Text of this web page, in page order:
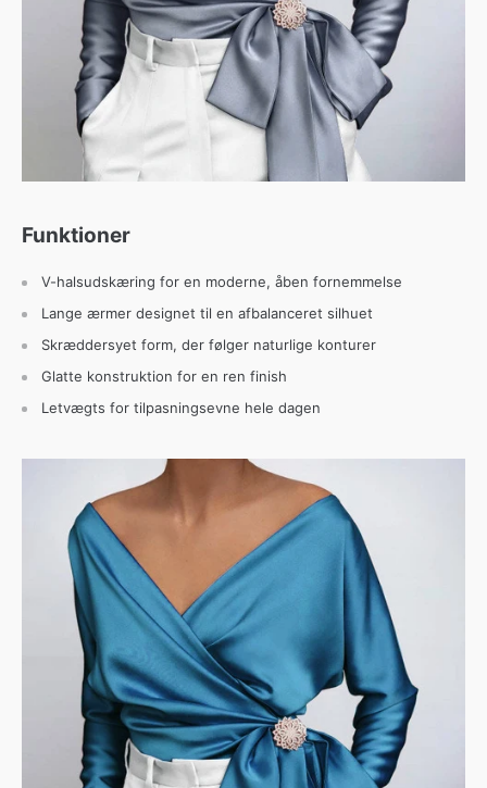
Funktioner
V-halsudskæring for en moderne, åben fornemmelse
Lange ærmer designet til en afbalanceret silhuet
Skræddersyet form, der følger naturlige konturer
Glatte konstruktion for en ren finish
Letvægts for tilpasningsevne hele dagen